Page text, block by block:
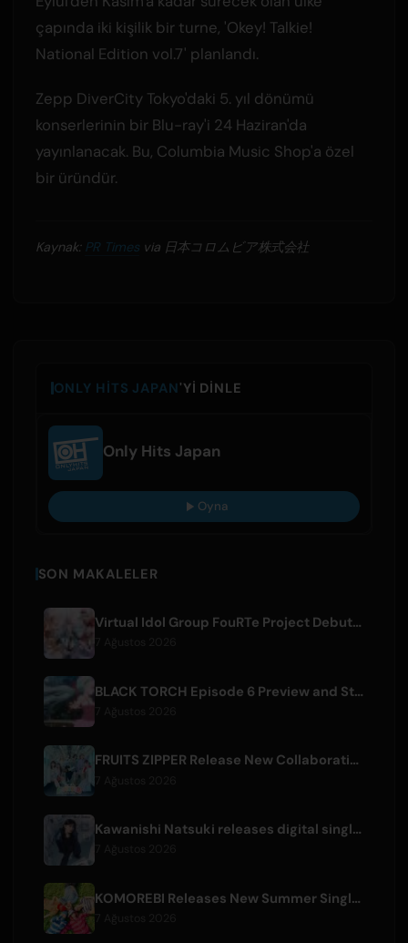
çapında iki kişilik bir turne, 'Okey! Talkie!
National Edition vol.7' planlandı.
Zepp DiverCity Tokyo'daki 5. yıl dönümü
konserlerinin bir Blu-ray'i 24 Haziran'da
yayınlanacak. Bu, Columbia Music Shop'a özel
bir üründür.
Kaynak: PR Timesvia 日本コロムビア株式会社
ONLY HITS JAPAN'YI DINLE
Only Hits Japan
Oyna
SON MAKALELER
Virtual Idol Group FouRTe Project Debuts with 'ALL IN' Album Produced by m-flo's ☆Taku Takahashi
BLACK TORCH Episode 6 Preview and Streaming Details
FRUITS ZIPPER Release New Collaboration Song '1,2,3,FOOOOUR'
Kawanishi Natsuki releases digital single 'Sayonara wa Ichiban Kirei na Atashi de'
KOMOREBI Releases New Summer Single 'Letsu Natsu'